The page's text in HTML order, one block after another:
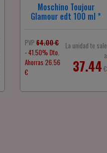
Moschino Toujour
Glamour edt 100 ml *
PVP 64.00 €
- 41.50% Dto.
Ahorras 26.56
€
La unidad te sale
a
37.44 €